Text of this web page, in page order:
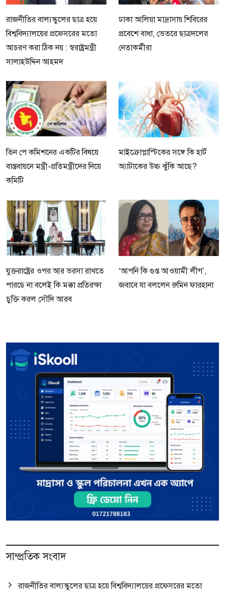
রাজনীতির বাল্যস্কুলের ছাত্র হয়ে
বিশ্ববিদ্যালয়ের প্রফেসরের মতো
আচরণ করা ঠিক নয় : স্বরাষ্ট্রমন্ত্রী
সালাহউদ্দিন আহমদ
ঢাকা আলিয়া মাদ্রাসায় শিবিরের
প্রবেশে বাধা, ভেতরে ছাত্রদলের
নেতাকর্মীরা
তিন পে কমিশনের একটির বিষয়ে
বাস্তবায়নে মন্ত্রী-প্রতিমন্ত্রীদের নিয়ে
কমিটি
মাইক্রোপ্লাস্টিকের সঙ্গে কি হার্ট
অ্যাটাকের উচ্চ ঝুঁকি আছে?
যুক্তরাষ্ট্রের ওপর আর ভরসা রাখতে
পারছে না বলেই কি মক্কা প্রতিরক্ষা
চুক্তি করল সৌদি আরব
‘আপনি কি গুপ্ত আওয়ামী লীগ’,
জবাবে যা বললেন রুমিন ফারহানা
সাম্প্রতিক সংবাদ
রাজনীতির বাল্যস্কুলের ছাত্র হয়ে বিশ্ববিদ্যালয়ের প্রফেসরের মতো